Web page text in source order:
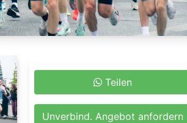
Teilen
Unverbind. Angebot anfordern